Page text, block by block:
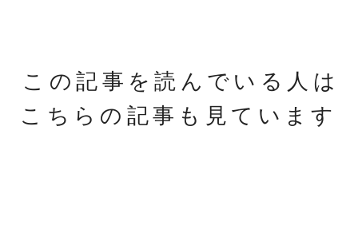
この記事を読んでいる人は
こちらの記事も見ています